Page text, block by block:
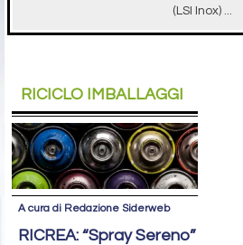
(LSI Inox) ...
RICICLO IMBALLAGGI
A cura di Redazione Siderweb
RICREA: “Spray Sereno”